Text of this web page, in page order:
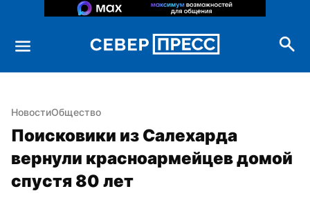
НовостиОбщество
Поисковики из Салехарда
вернули красноармейцев домой
спустя 80 лет